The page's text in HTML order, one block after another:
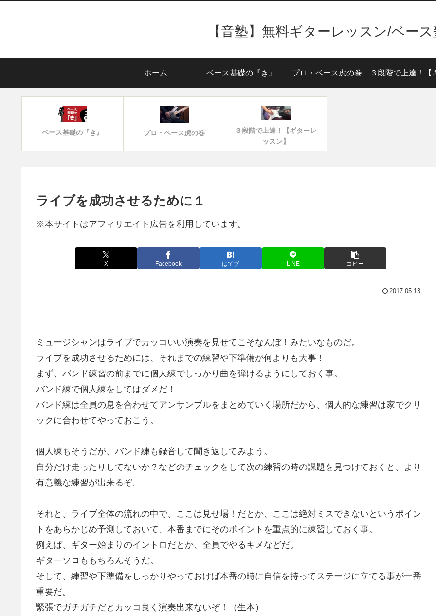
【音塾】無料ギターレッスン/ベー
ホーム ベース基礎の『き』 プロ・ベース虎の巻
ベース基礎の『き』 プロ・ベース虎の巻
３段階で上達！【ギターレ
ッスン】
ライブを成功させるために１
※本サイトはアフィリエイト広告を利用しています。
X Facebook はてブ LINE コピー
2017.05.13
ミュージシャンはライブでカッコいい演奏を見せてこそなんぼ！みたいなものだ。
ライブを成功させるためには、それまでの練習や下準備が何よりも大事！
まず、バンド練習の前までに個人練でしっかり曲を弾けるようにしておく事。
バンド練で個人練をしてはダメだ！
バンド練は全員の息を合わせてアンサンブルをまとめていく場所だから、個人的な練習は家でクリ
ックに合わせてやっておこう。
個人練もそうだが、バンド練も録音して聞き返してみよう。
自分だけ走ったりしてないか？などのチェックをして次の練習の時の課題を見つけておくと、より
有意義な練習が出来るぞ。
それと、ライブ全体の流れの中で、ここは見せ場！だとか、ここは絶対ミスできないというポイン
トをあらかじめ予測しておいて、本番までにそのポイントを重点的に練習しておく事。
例えば、ギター始まりのイントロだとか、全員でやるキメなどだ。
ギターソロももちろんそうだ。
そして、練習や下準備をしっかりやっておけば本番の時に自信を持ってステージに立てる事が一番
重要だ。
緊張でガチガチだとカッコ良く演奏出来ないぞ！（生本）